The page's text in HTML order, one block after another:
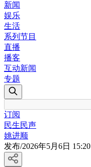
新闻
娱乐
生活
系列节目
直播
播客
互动新闻
专题
订阅
民生民声
姚进顺
发布/2026年5月6日 15:20